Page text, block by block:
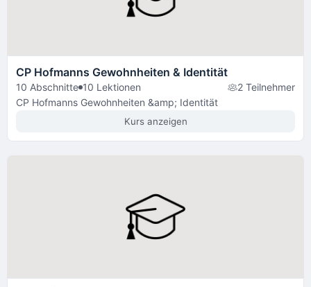
CP Hofmanns Gewohnheiten & Identität
10 Abschnitte 10 Lektionen
2 Teilnehmer
CP Hofmanns Gewohnheiten &amp; Identität
Kurs anzeigen